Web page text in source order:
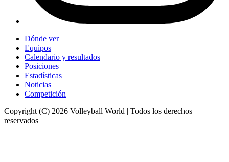
Dónde ver
Equipos
Calendario y resultados
Posiciones
Estadísticas
Noticias
Competición
Copyright (C) 2026 Volleyball World | Todos los derechos
reservados